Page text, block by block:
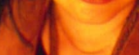
Avis
Donnez votre avis Partagez